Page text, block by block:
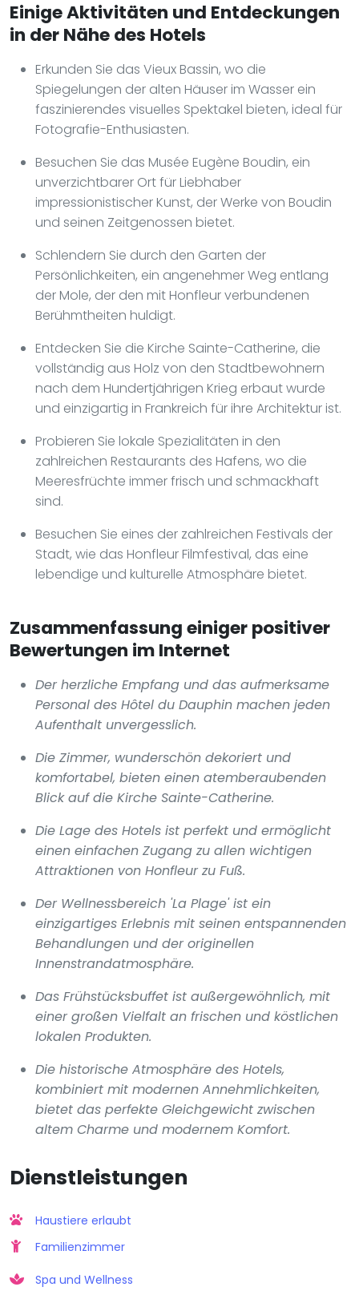
Einige Aktivitäten und Entdeckungen
in der Nähe des Hotels
Erkunden Sie das Vieux Bassin, wo die
Spiegelungen der alten Häuser im Wasser ein
faszinierendes visuelles Spektakel bieten, ideal für
Fotografie-Enthusiasten.
Besuchen Sie das Musée Eugène Boudin, ein
unverzichtbarer Ort für Liebhaber
impressionistischer Kunst, der Werke von Boudin
und seinen Zeitgenossen bietet.
Schlendern Sie durch den Garten der
Persönlichkeiten, ein angenehmer Weg entlang
der Mole, der den mit Honfleur verbundenen
Berühmtheiten huldigt.
Entdecken Sie die Kirche Sainte-Catherine, die
vollständig aus Holz von den Stadtbewohnern
nach dem Hundertjährigen Krieg erbaut wurde
und einzigartig in Frankreich für ihre Architektur ist.
Probieren Sie lokale Spezialitäten in den
zahlreichen Restaurants des Hafens, wo die
Meeresfrüchte immer frisch und schmackhaft
sind.
Besuchen Sie eines der zahlreichen Festivals der
Stadt, wie das Honfleur Filmfestival, das eine
lebendige und kulturelle Atmosphäre bietet.
Zusammenfassung einiger positiver
Bewertungen im Internet
Der herzliche Empfang und das aufmerksame
Personal des Hôtel du Dauphin machen jeden
Aufenthalt unvergesslich.
Die Zimmer, wunderschön dekoriert und
komfortabel, bieten einen atemberaubenden
Blick auf die Kirche Sainte-Catherine.
Die Lage des Hotels ist perfekt und ermöglicht
einen einfachen Zugang zu allen wichtigen
Attraktionen von Honfleur zu Fuß.
Der Wellnessbereich 'La Plage' ist ein
einzigartiges Erlebnis mit seinen entspannenden
Behandlungen und der originellen
Innenstrandatmosphäre.
Das Frühstücksbuffet ist außergewöhnlich, mit
einer großen Vielfalt an frischen und köstlichen
lokalen Produkten.
Die historische Atmosphäre des Hotels,
kombiniert mit modernen Annehmlichkeiten,
bietet das perfekte Gleichgewicht zwischen
altem Charme und modernem Komfort.
Dienstleistungen
Haustiere erlaubt
Familienzimmer
Spa und Wellness